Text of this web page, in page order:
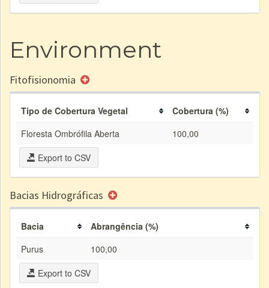
Environment
Fitofisionomia
Tipo de Cobertura Vegetal
Cobertura (%)
Floresta Ombrófila Aberta
100,00
Export to CSV
Bacias Hidrográficas
Bacia
Abrangência (%)
Purus
100,00
Export to CSV